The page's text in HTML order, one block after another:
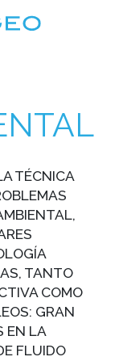
TÉCNICA
TANTO
COMO
GRAN
EN LA
FLUIDO